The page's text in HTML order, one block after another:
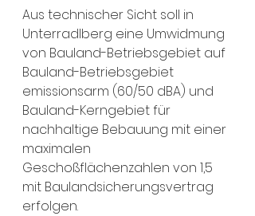
Aus technischer Sicht soll in
Unterradlberg eine Umwidmung
von Bauland-Betriebsgebiet auf
Bauland-Betriebsgebiet
emissionsarm (60/50 dBA) und
Bauland-Kerngebiet für
nachhaltige Bebauung mit einer
maximalen
Geschoßflächenzahlen von 1,5
mit Baulandsicherungsvertrag
erfolgen.